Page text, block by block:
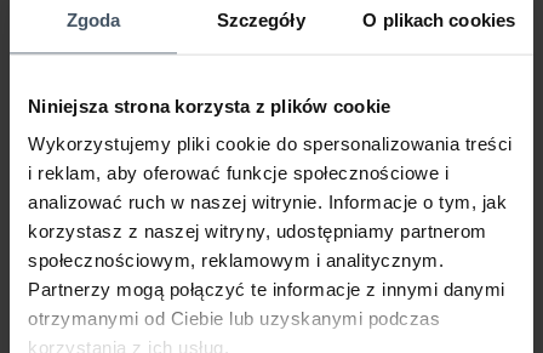
Zgoda Szczegóły O plikach cookies
Niniejsza strona korzysta z plików cookie
Wykorzystujemy pliki cookie do spersonalizowania treści
i reklam, aby oferować funkcje społecznościowe i
analizować ruch w naszej witrynie. Informacje o tym, jak
korzystasz z naszej witryny, udostępniamy partnerom
społecznościowym, reklamowym i analitycznym.
Partnerzy mogą połączyć te informacje z innymi danymi
otrzymanymi od Ciebie lub uzyskanymi podczas
korzystania z ich usług.